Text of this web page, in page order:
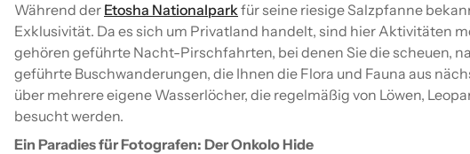
Während der Etosha Nationalparkfür seine riesige Salzpfanne
Exklusivität. Da es sich um Privatland handelt, sind hier Aktivitäten
gehören geführte Nacht-Pirschfahrten, bei denen Sie die scheuen,
geführte Buschwanderungen, die Ihnen die Flora und Fauna aus
über mehrere eigene Wasserlöcher, die regelmäßig von Löwen,
besucht werden.
Ein Paradies für Fotografen: Der Onkolo Hide